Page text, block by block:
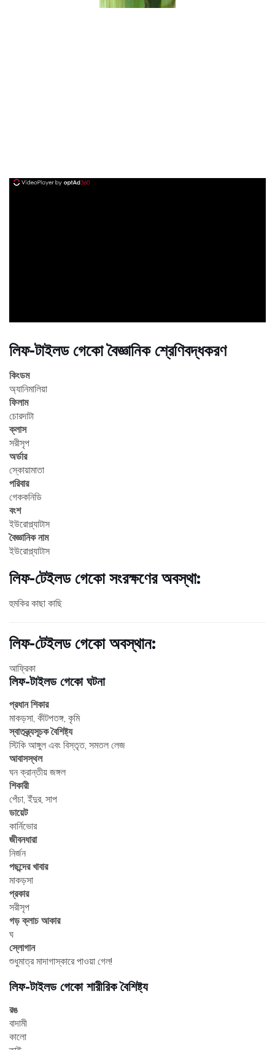
লিফ-টাইলড গেকো বৈজ্ঞানিক শ্রেণিবদ্ধকরণ
কিংডম
অ্যানিমালিয়া
ফিলাম
চোরদাটা
ক্লাস
সরীসৃপ
অর্ডার
স্কোয়ামাতা
পরিবার
গেককনিডি
বংশ
ইউরোপ্ল্যাটাস
বৈজ্ঞানিক নাম
ইউরোপ্ল্যাটাস
লিফ-টেইলড গেকো সংরক্ষণের অবস্থা:
হুমকির কাছা কাছি
লিফ-টেইলড গেকো অবস্থান:
আফ্রিকা
লিফ-টাইলড গেকো ঘটনা
প্রধান শিকার
মাকড়সা, কীটপতঙ্গ, কৃমি
স্বাতন্ত্র্যসূচক বৈশিষ্ট্য
স্টিকি আঙ্গুল এবং বিস্তৃত, সমতল লেজ
আবাসস্থল
ঘন ক্রান্তীয় জঙ্গল
শিকারী
পেঁচা, ইঁদুর, সাপ
ডায়েট
কার্নিভোর
জীবনধারা
নির্জন
পছন্দের খাবার
মাকড়সা
প্রকার
সরীসৃপ
গড় ক্লাচ আকার
ঘ
স্লোগান
শুধুমাত্র মাদাগাস্কারে পাওয়া গেল!
লিফ-টাইলড গেকো শারীরিক বৈশিষ্ট্য
রঙ
বাদামী
কালো